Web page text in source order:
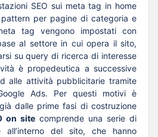
SEO sui meta tag in home
per pagine di categoria e
tag vengono impostati con
al settore in cui opera il sito,
su query di ricerca di interesse
è propedeutica a successive
alle attività pubblicitarie tramite
Ads. Per questi motivi è
dalle prime fasi di costruzione
on site comprende una serie di
all’interno del sito, che hanno